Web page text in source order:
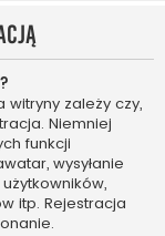
witryny zależy czy,
Niemniej
funkcji
wysyłanie
itp. Rejestracja